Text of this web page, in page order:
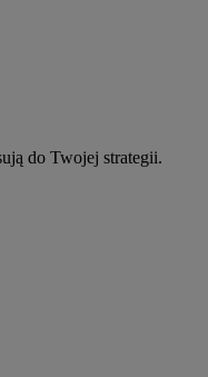
do Twojej strategii.